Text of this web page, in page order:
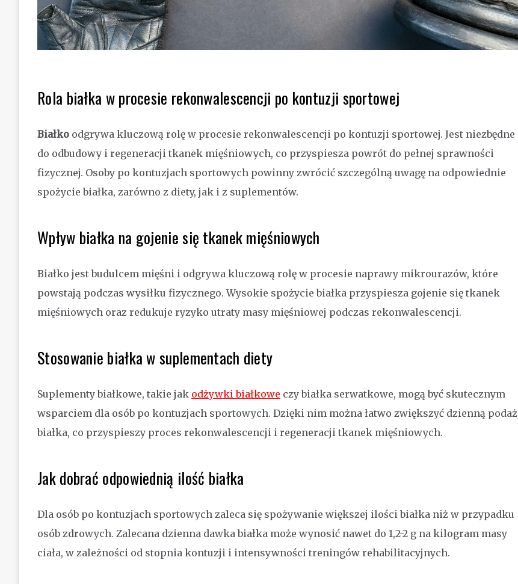
Rola białka w procesie rekonwalescencji po kontuzji sportowej
Białko odgrywa kluczową rolę w procesie rekonwalescencji po kontuzji sportowej. Jest niezbędne
do odbudowy i regeneracji tkanek mięśniowych, co przyspiesza powrót do pełnej sprawności
fizycznej. Osoby po kontuzjach sportowych powinny zwrócić szczególną uwagę na odpowiednie
spożycie białka, zarówno z diety, jak i z suplementów.
Wpływ białka na gojenie się tkanek mięśniowych
Białko jest budulcem mięśni i odgrywa kluczową rolę w procesie naprawy mikrourazów, które
powstają podczas wysiłku fizycznego. Wysokie spożycie białka przyspiesza gojenie się tkanek
mięśniowych oraz redukuje ryzyko utraty masy mięśniowej podczas rekonwalescencji.
Stosowanie białka w suplementach diety
Suplementy białkowe, takie jak odżywki białkowe czy białka serwatkowe, mogą być skutecznym
wsparciem dla osób po kontuzjach sportowych. Dzięki nim można łatwo zwiększyć dzienną podaż
białka, co przyspieszy proces rekonwalescencji i regeneracji tkanek mięśniowych.
Jak dobrać odpowiednią ilość białka
Dla osób po kontuzjach sportowych zaleca się spożywanie większej ilości białka niż w przypadku
osób zdrowych. Zalecana dzienna dawka białka może wynosić nawet do 1,2-2 g na kilogram masy
ciała, w zależności od stopnia kontuzji i intensywności treningów rehabilitacyjnych.